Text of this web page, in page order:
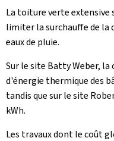
La toiture verte
limiter la surchauffe de la
eaux de pluie.
Sur le site Batty Weber,
d'énergie thermique des
tandis que sur le site
kWh.
Les travaux dont le coût